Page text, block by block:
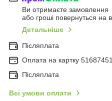
Ви отримаєте замовлення
або гроші повернуться на
Детальніше
Післяплата
Оплата на картку
Післяплата
Всі умови оплати